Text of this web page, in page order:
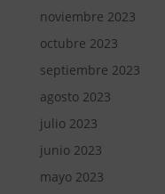
noviembre 2023
octubre 2023
septiembre 2023
agosto 2023
julio 2023
junio 2023
mayo 2023